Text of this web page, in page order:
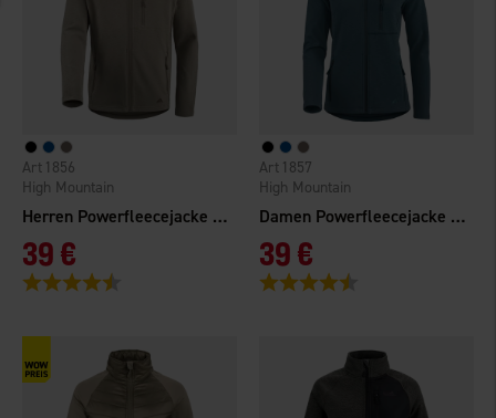
Herren Powerfleecejacke Hemsedal
High Mountain
1856
39 €
Bewertung:
Damen Powerfleecejacke Hemsedal
High Mountain
1857
39 €
Bewertung: